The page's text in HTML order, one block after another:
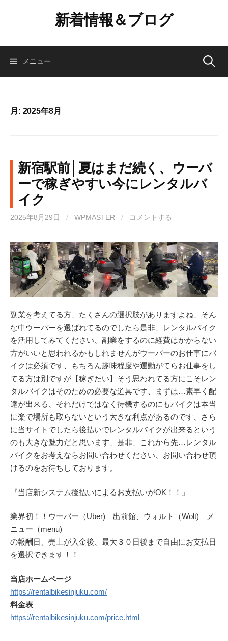
ン
新着情報＆ブログ
メニュー 検
月: 2025年8月
新宿駅前│夏はまだ続く、ウーバ
ーで稼ぎやすい今にレンタルバ
イク
2025年8月29日 / WPMASTER / コメントする
副業を考えてる方、たくさんの選択肢がありますよね、そん
な中ウーバーを選ばれてるのでしたら是非、レンタルバイク
を活用してみてください、副業をするのに経費はかからない
方がいいと思われるかもしれませんがウーバーのお仕事にバ
イクは必須です、もちろん趣味程度や運動がてらお仕事をし
てる方は別ですが【稼ぎたい】そう思われてる方にこそレン
タルバイクはそのための必要な道具です、まずは…素早く配
達が出来る、それだけではなく待機するのにもバイクは本当
に楽で場所も取らないという大きな利点があるのです、さら
に当サイトでしたら後払いでレンタルバイクが出来るという
のも大きな魅力だと思います、是非、これから先…レンタル
バイクをお考えならお問い合わせください、お問い合わせ頂
けるのをお待ちしております。
『当店新システム後払いによるお支払いがOK！！』
業界初！！ウーバー（Uber) 出前館、ウォルト（Wolt) メ
ニュー（menu)
の報酬日、売上が入金後、最大３０日後まで自由にお支払日
を選択できます！！
当店ホームページ
https://rentalbikesinjuku.com/
料金表
https://rentalbikesinjuku.com/price.html